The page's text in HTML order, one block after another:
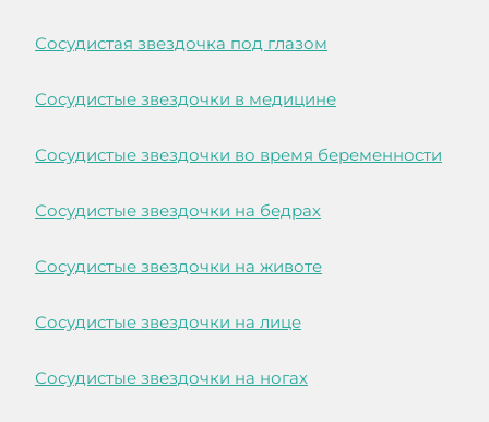
Сосудистая звездочка под глазом
Сосудистые звездочки в медицине
Сосудистые звездочки во время беременности
Сосудистые звездочки на бедрах
Сосудистые звездочки на животе
Сосудистые звездочки на лице
Сосудистые звездочки на ногах